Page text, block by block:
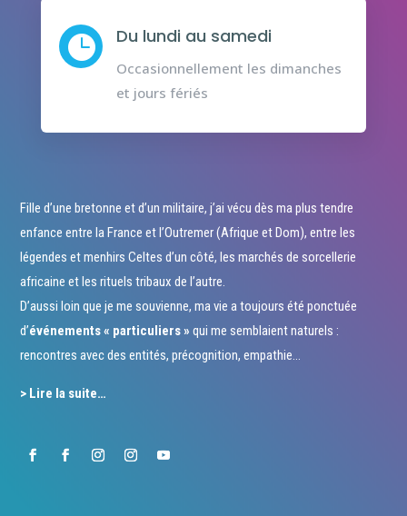
 Du lundi au samedi
Occasionnellement les dimanches
et jours fériés
Fille d’une bretonne et d’un militaire, j’ai vécu dès ma plus tendre
enfance entre la France et l’Outremer (Afrique et Dom), entre les
légendes et menhirs Celtes d’un côté, les marchés de sorcellerie
africaine et les rituels tribaux de l’autre.
D’aussi loin que je me souvienne, ma vie a toujours été ponctuée
d’événements « particuliers » qui me semblaient naturels :
rencontres avec des entités, précognition, empathie…
> Lire la suite…